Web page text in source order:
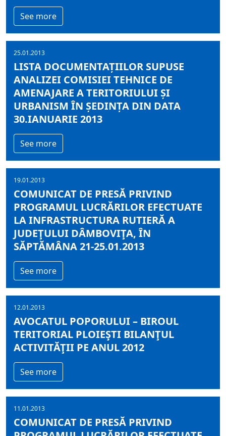
See more
25.01.2013
LISTA DOCUMENTAȚIILOR SUPUSE
ANALIZEI COMISIEI TEHNICE DE
AMENAJARE A TERITORIULUI ȘI
URBANISM ÎN ȘEDINȚA DIN DATA
30.IANUARIE 2013
See more
19.01.2013
COMUNICAT DE PRESĂ PRIVIND
PROGRAMUL LUCRĂRILOR EFECTUATE
LA INFRASTRUCTURA RUTIERĂ A
JUDEŢULUI DÂMBOVIŢA, ÎN
SĂPTĂMÂNA 21-25.01.2013
See more
12.01.2013
AVOCATUL POPORULUI – BIROUL
TERITORIAL PLOIEŞTI BILANŢUL
ACTIVITĂŢII PE ANUL 2012
See more
11.01.2013
COMUNICAT DE PRESĂ PRIVIND